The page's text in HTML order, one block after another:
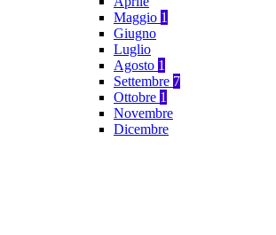
Maggio 1
Giugno
Luglio
Agosto 1
Settembre 7
Ottobre 1
Novembre
Dicembre